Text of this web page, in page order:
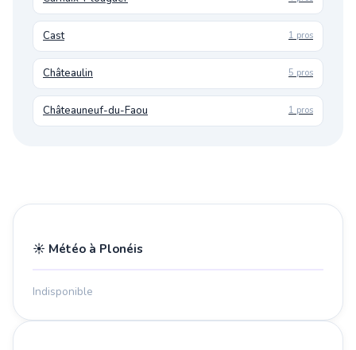
Cast 1 pros
Châteaulin 5 pros
Châteauneuf-du-Faou 1 pros
☀️ Météo à Plonéis
Indisponible